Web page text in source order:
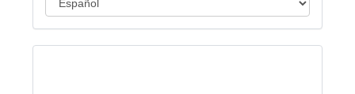
o
d